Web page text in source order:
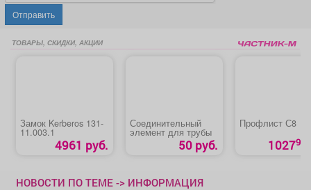
Отправить
ТОВАРЫ, СКИДКИ, АКЦИИ
Замок Kerberos 131-
11.003.1
4961 руб.
Соединительный
элемент для трубы
50 руб.
Профлист С8
102790
НОВОСТИ ПО ТЕМЕ -> ИНФОРМАЦИЯ